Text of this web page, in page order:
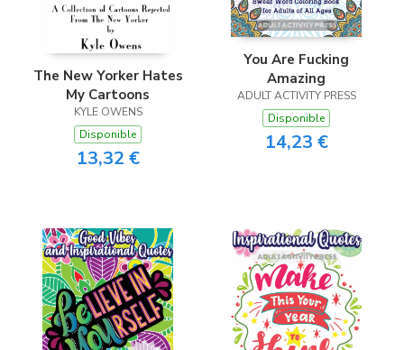
The New Yorker Hates
My Cartoons
KYLE OWENS
Disponible
13,32 €
You Are Fucking
Amazing
ADULT ACTIVITY PRESS
Disponible
14,23 €